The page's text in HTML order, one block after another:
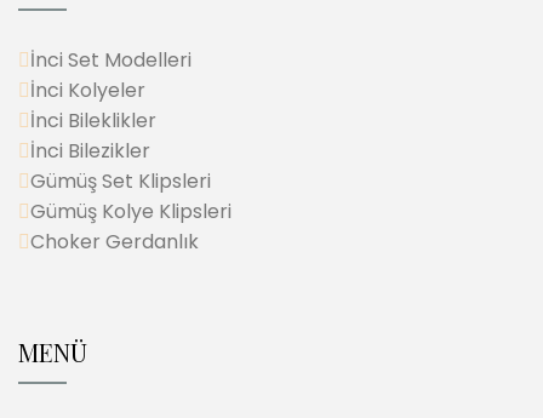
İnci Set Modelleri
İnci Kolyeler
İnci Bileklikler
İnci Bilezikler
Gümüş Set Klipsleri
Gümüş Kolye Klipsleri
Choker Gerdanlık
MENÜ